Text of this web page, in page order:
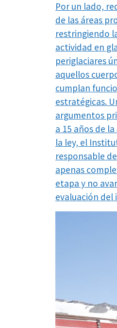
Por un lado,
de las áreas
restringiendo
actividad en
periglaciares
aquellos
cumplan
estratégicas.
argumentos
a 15 años de
la ley, el
responsable
apenas
etapa y no
evaluación